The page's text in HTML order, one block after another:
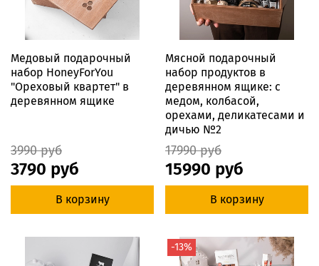
Медовый подарочный
набор HoneyForYou
"Ореховый квартет" в
деревянном ящике
3990 руб
3790 руб
В корзину
Мясной подарочный
набор продуктов в
деревянном ящике: с
медом, колбасой,
орехами, деликатесами и
дичью №2
17990 руб
15990 руб
В корзину
-13%